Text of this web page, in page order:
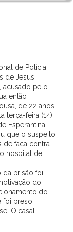
de Polícia
de Jesus,
acusado pelo
então
de 22 anos
terça-feira (14)
Esperantina.
que o suspeito
de faca contra
o hospital de
da prisão foi
do
do
foi preso
O casal